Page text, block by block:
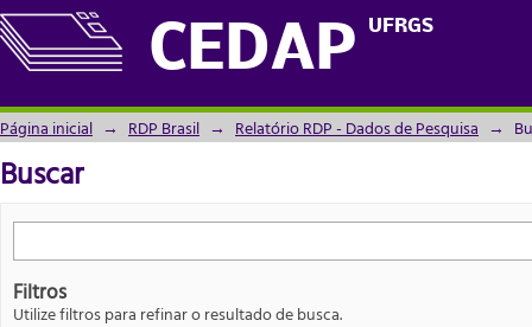
CEDAP UFRGS
Buscar
Página inicial → RDP Brasil → Relatório RDP - Dados de Pesquisa →
Buscar
Filtros
Utilize filtros para refinar o resultado de busca.